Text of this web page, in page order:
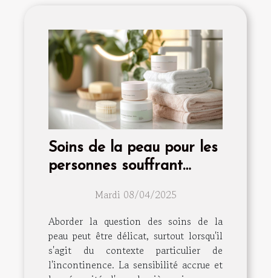
Soins de la peau pour les
personnes souffrant
Mardi 08/04/2025
Aborder la question des soins de la
peau peut être délicat, surtout lorsqu'il
s'agit du contexte particulier de
l'incontinence. La sensibilité accrue et